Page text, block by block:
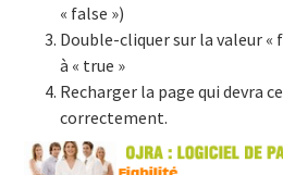
« false »)
Double-cliquer sur la valeur «
à « true »
Recharger la page qui devra
correctement.